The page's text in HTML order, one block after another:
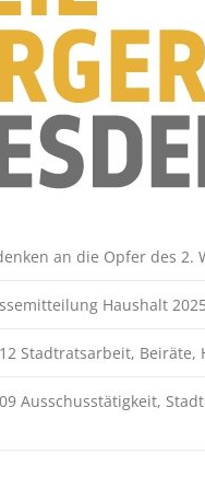
an die Opfer des 2.
Haushalt 2025
Stadtratsarbeit, Beiräte,
Ausschusstätigkeit,